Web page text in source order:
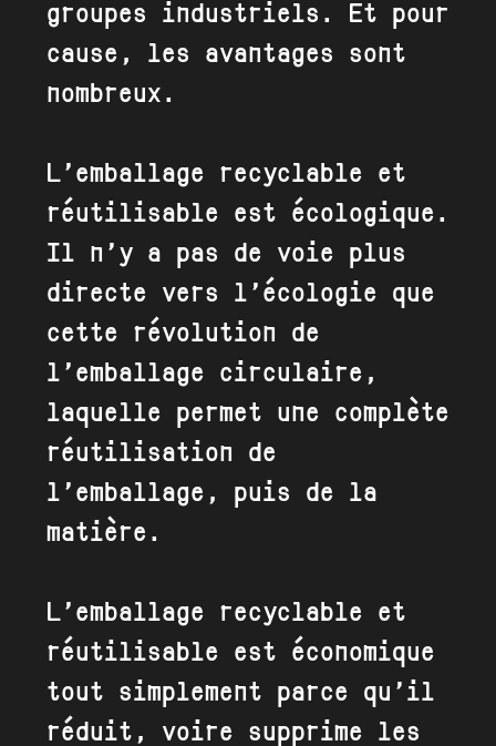
groupes industriels. Et pour
cause, les avantages sont
nombreux.
L’emballage recyclable et
réutilisable est écologique.
Il n’y a pas de voie plus
directe vers l’écologie que
cette révolution de
l’emballage circulaire,
laquelle permet une complète
réutilisation de
l’emballage, puis de la
matière.
L’emballage recyclable et
réutilisable est économique
tout simplement parce qu’il
réduit, voire supprime les